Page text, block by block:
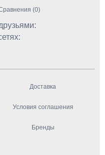
(0)
Доставка
Условия соглашения
Бренды